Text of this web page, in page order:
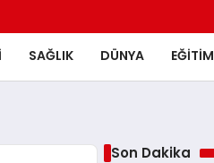
SAĞLIK DÜNYA EĞITIM
Son Dakika